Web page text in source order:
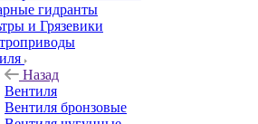
гидранты
и Грязевики
Назад
Вентиля
Вентиля бронзовые